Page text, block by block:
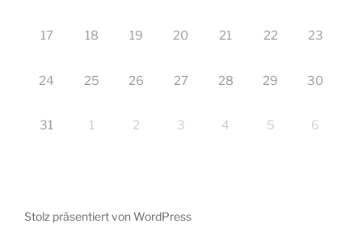
17 18 19 20 21 22 23
24 25 26 27 28 29 30
31 1 2 3 4 5 6
Stolz präsentiert von WordPress